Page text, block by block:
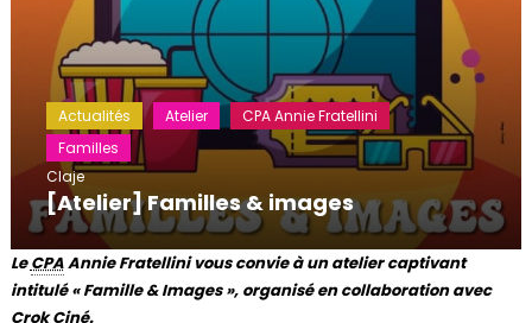
Actualités Atelier
CPA Annie Fratellini
Familles
Claje
[Atelier] Familles & images
LeCPAAnnie Fratellini vous convie à un atelier captivant
intitulé « Famille & Images », organisé en collaboration avec
Crok Ciné.